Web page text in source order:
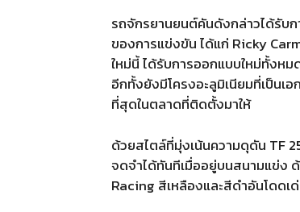
รถจักรยานยนต์คันดังกล่าวได้รับ
ของการแข่งขัน ได้แก่ Ricky
ใหม่นี้ ได้รับการออกแบบใหม่ทั้งห
อีกทั้งยังมีโครงอะลูมิเนียมที่เป็น
ที่สุดในตลาดที่ติดตั้งมาให้
ด้วยสไตล์ที่มุ่งเน้นความดุดัน TF
จดจำได้ทันทีเมื่ออยู่บนสนามแข่ง
Racing สีเหลืองและสีดำอันโดดเ